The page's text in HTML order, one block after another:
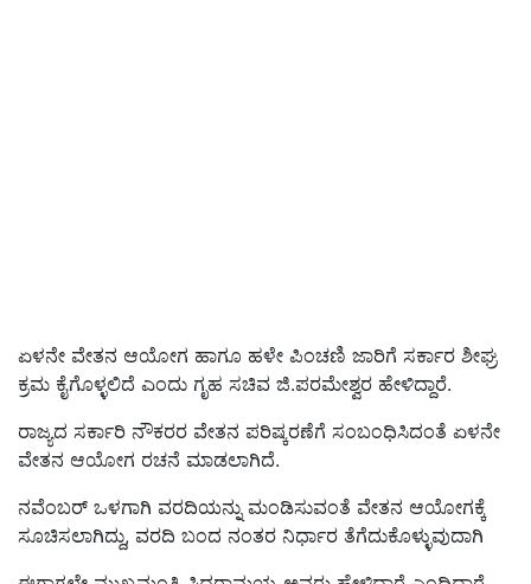
ಏಳನೇ ವೇತನ ಆಯೋಗ ಹಾಗೂ ಹಳೇ ಪಿಂಚಣಿ ಜಾರಿಗೆ ಸರ್ಕಾರ ಶೀಘ್ರ
ಕ್ರಮ ಕೈಗೊಳ್ಳಲಿದೆ ಎಂದು ಗೃಹ ಸಚಿವ ಜಿ.ಪರಮೇಶ್ವರ ಹೇಳಿದ್ದಾರೆ.
ರಾಜ್ಯದ ಸರ್ಕಾರಿ ನೌಕರರ ವೇತನ ಪರಿಷ್ಕರಣೆಗೆ ಸಂಬಂಧಿಸಿದಂತೆ ಏಳನೇ
ವೇತನ ಆಯೋಗ ರಚನೆ ಮಾಡಲಾಗಿದೆ.
ನವೆಂಬರ್‌ ಒಳಗಾಗಿ ವರದಿಯನ್ನು ಮಂಡಿಸುವಂತೆ ವೇತನ ಆಯೋಗಕ್ಕೆ
ಸೂಚಿಸಲಾಗಿದ್ದು, ವರದಿ ಬಂದ ನಂತರ ನಿರ್ಧಾರ ತೆಗೆದುಕೊಳ್ಳುವುದಾಗಿ